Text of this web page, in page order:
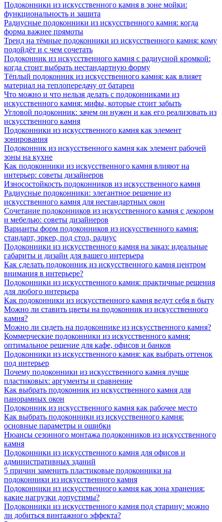
Подоконники из искусственного камня в зоне мойки:
функциональность и защита
Радиусные подоконники из искусственного камня: когда
форма важнее прямоты
Тренд на тёмные подоконники из искусственного камня: кому
подойдёт и с чем сочетать
Подоконник из искусственного камня с радиусной кромкой:
когда стоит выбрать нестандартную форму
Тёплый подоконник из искусственного камня: как влияет
материал на теплопередачу от батареи
Что можно и что нельзя делать с подоконниками из
искусственного камня: мифы, которые стоит забыть
Угловой подоконник: зачем он нужен и как его реализовать из
искусственного камня
Подоконники из искусственного камня как элемент
зонирования
Подоконник из искусственного камня как элемент рабочей
зоны на кухне
Как подоконники из искусственного камня влияют на
интерьер: советы дизайнеров
Износостойкость подоконников из искусственного камня
Радиусные подоконники: элегантное решение из
искусственного камня для нестандартных окон
Сочетание подоконников из искусственного камня с декором
и мебелью: советы дизайнеров
Варианты форм подоконников из искусственного камня:
стандарт, эркер, под стол, радиус
Подоконники из искусственного камня на заказ: идеальные
габариты и дизайн для вашего интерьера
Как сделать подоконник из искусственного камня центром
внимания в интерьере?
Подоконники из искусственного камня: практичные решения
для любого интерьера
Как подоконники из искусственного камня ведут себя в быту
Можно ли ставить цветы на подоконник из искусственного
камня?
Можно ли сидеть на подоконнике из искусственного камня?
Коммерческие подоконники из искусственного камня:
оптимальное решение для кафе, офисов и банков
Подоконники из искусственного камня: как выбрать оттенок
под интерьер
Почему подоконники из искусственного камня лучше
пластиковых: аргументы и сравнение
Как выбрать подоконник из искусственного камня для
панорамных окон
Подоконник из искусственного камня как рабочее место
Как выбрать подоконники из искусственного камня:
основные параметры и ошибки
Нюансы сезонного монтажа подоконников из искусственного
камня
Подоконники из искусственного камня для офисов и
административных зданий
5 причин заменить пластиковые подоконники на
подоконники из искусственного камня
Подоконники из искусственного камня как зона хранения:
какие нагрузки допустимы?
Подоконники из искусственного камня под старину: можно
ли добиться винтажного эффекта?